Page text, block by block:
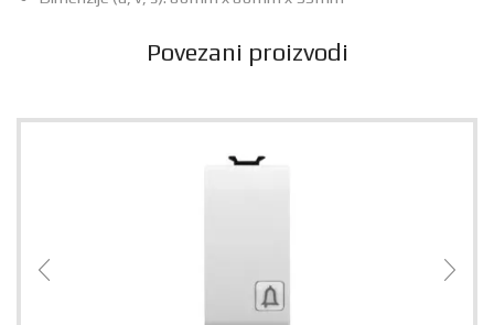
Povezani proizvodi